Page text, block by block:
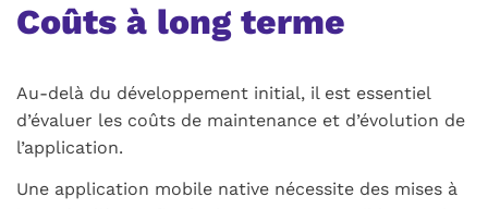
Coûts à long terme
Au-delà du développement initial, il est essentiel
d’évaluer les coûts de maintenance et d’évolution de
l’application.
Une application mobile native nécessite des mises à